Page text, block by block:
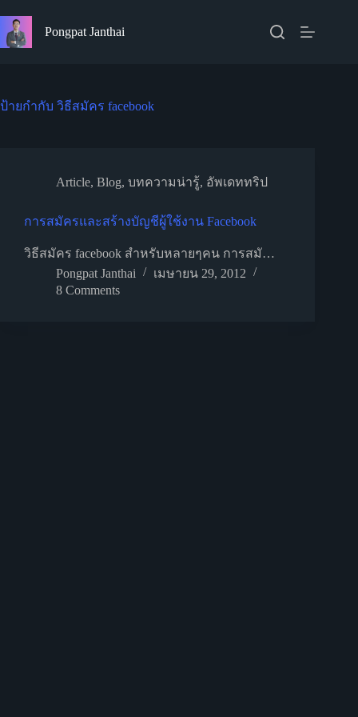
to
content
Pongpat Janthai
ป้ายกำกับ วิธีสมัคร facebook
Article, Blog, บทความน่ารู้, อัพเดททริป
การสมัครและสร้างบัญชีผู้ใช้งาน Facebook
วิธีสมัคร facebook สำหรับหลายๆคน การสมั…
Pongpat Janthai
เมษายน 29, 2012
8 Comments